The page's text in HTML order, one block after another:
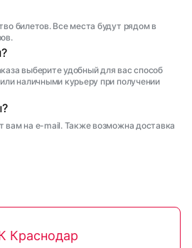
билетов. Все места будут рядом в
выберите удобный для вас способ
наличными курьеру при получении
вам на e-mail. Также возможна доставка
Краснодар